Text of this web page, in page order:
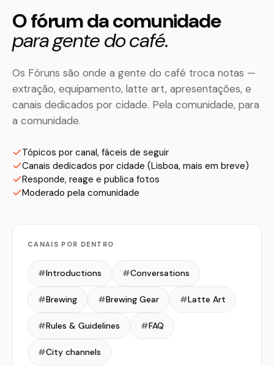
O fórum da comunidade
para gente do café.
Os Fóruns são onde a gente do café troca notas —
extração, equipamento, latte art, apresentações, e
canais dedicados por cidade. Pela comunidade, para
a comunidade.
Tópicos por canal, fáceis de seguir
Canais dedicados por cidade (Lisboa, mais em breve)
Responde, reage e publica fotos
Moderado pela comunidade
CANAIS POR DENTRO
#Introductions #Conversations
#Brewing #Brewing Gear #Latte Art
#Rules & Guidelines #FAQ
#City channels